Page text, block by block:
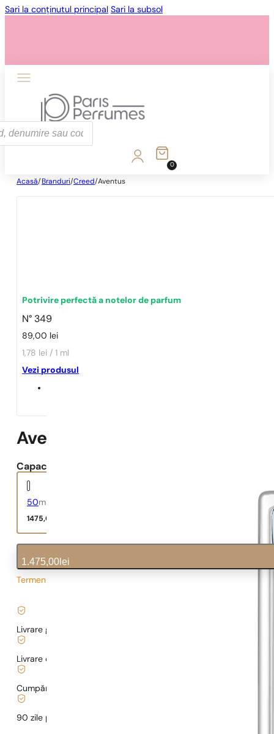
Sari la conținutul principal Sari la subsol
0
Acasă/ Branduri/Creed/Aventus
Potrivire perfectă a notelor de parfum
N° 349
89,00 lei
1,78 lei / 1 ml
Vezi produsul
Aventus
Capacitate:
50ml
1475,00
1.475,00 lei
Termen de livrare prelungit
Livrare gratuită de la
Livrare de la
Cumpărături și plăți sigure
90 zile pentru a